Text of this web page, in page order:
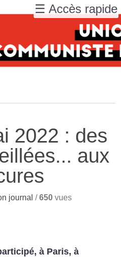
2022 : des
aux
journal /650 vues
à Paris, à
☰ Accès rapide